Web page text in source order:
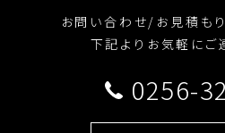
お問い合わせ/お見積も
下記よりお気軽にご
0256-